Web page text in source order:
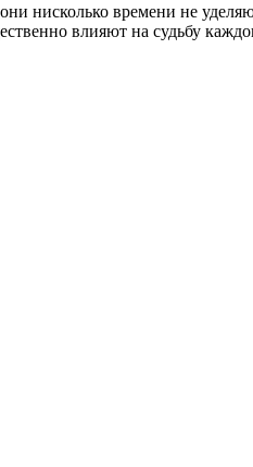
нисколько времени не
влияют на судьбу